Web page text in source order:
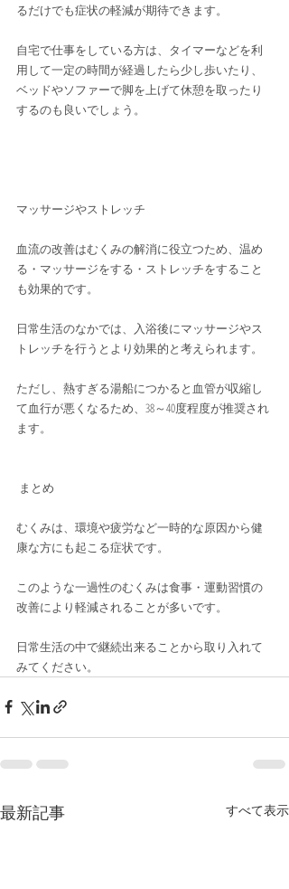
るだけでも症状の軽減が期待できます。
自宅で仕事をしている方は、タイマーなどを利
用して一定の時間が経過したら少し歩いたり、
ベッドやソファーで脚を上げて休憩を取ったり
するのも良いでしょう。
マッサージやストレッチ
血流の改善はむくみの解消に役立つため、温め
る・マッサージをする・ストレッチをすること
も効果的です。
日常生活のなかでは、入浴後にマッサージやス
トレッチを行うとより効果的と考えられます。
ただし、熱すぎる湯船につかると血管が収縮し
て血行が悪くなるため、38～40度程度が推奨され
ます。
まとめ
むくみは、環境や疲労など一時的な原因から健
康な方にも起こる症状です。
このような一過性のむくみは食事・運動習慣の
改善により軽減されることが多いです。
日常生活の中で継続出来ることから取り入れて
みてください。
最新記事 すべて表示